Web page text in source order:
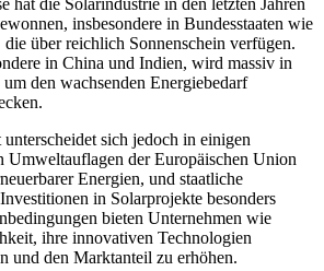
insbesondere in Bundesstaaten wie
über reichlich Sonnenschein verfügen.
in China und Indien, wird massiv in
den wachsenden Energiebedarf
sich jedoch in einigen
Umweltauflagen der Europäischen Union
Energien, und staatliche
in Solarprojekte besonders
bieten Unternehmen wie
ihre innovativen Technologien
und den Marktanteil zu erhöhen.